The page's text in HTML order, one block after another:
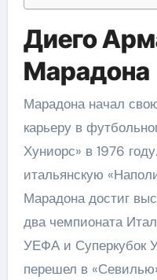
Диего
Марадона
Марадона начал
карьеру в
Хуниорс» в 1976
итальянскую
Марадона достиг
два чемпионата
УЕФА и Суперкубок
перешел в